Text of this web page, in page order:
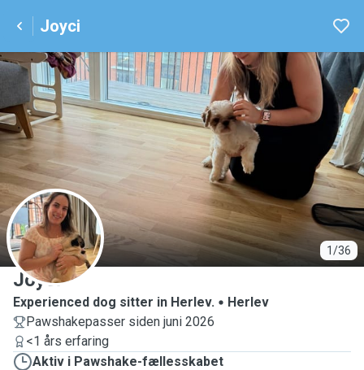
Joyci
1/36
J
Joyci
Experienced dog sitter in Herlev.
Herlev
Pawshakepasser siden juni 2026
<1 års erfaring
Aktiv i Pawshake-fællesskabet